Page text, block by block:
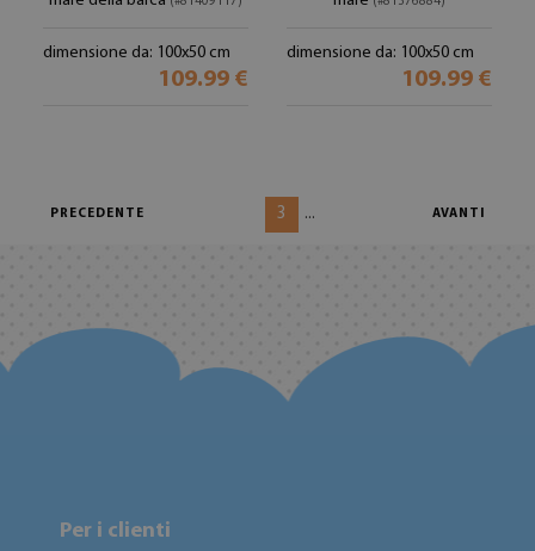
dimensione da: 100x50 cm
109.99 €
dimensione da: 100x50 cm
109.99 €
PRECEDENTE 3 ... AVANTI
Per i clienti